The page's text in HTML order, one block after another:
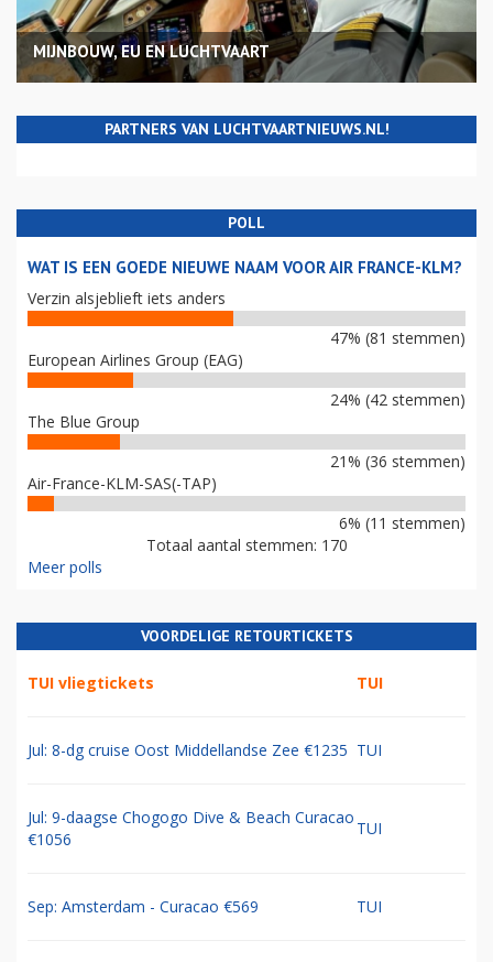
MIJNBOUW, EU EN LUCHTVAART
PARTNERS VAN LUCHTVAARTNIEUWS.NL!
POLL
WAT IS EEN GOEDE NIEUWE NAAM VOOR AIR FRANCE-KLM?
Verzin alsjeblieft iets anders
47% (81 stemmen)
European Airlines Group (EAG)
24% (42 stemmen)
The Blue Group
21% (36 stemmen)
Air-France-KLM-SAS(-TAP)
6% (11 stemmen)
Totaal aantal stemmen: 170
Meer polls
VOORDELIGE RETOURTICKETS
TUI vliegtickets TUI
Jul: 8-dg cruise Oost Middellandse Zee €1235 TUI
Jul: 9-daagse Chogogo Dive & Beach Curacao
€1056
TUI
Sep: Amsterdam - Curacao €569 TUI